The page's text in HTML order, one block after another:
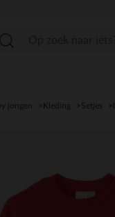
jongen Kleding Setjes